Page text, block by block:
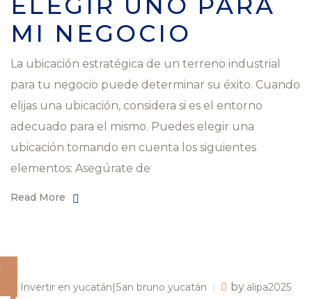
MI NEGOCIO
La ubicación estratégica de un terreno industrial
para tu negocio puede determinar su éxito. Cuando
elijas una ubicación, considera si es el entorno
adecuado para el mismo. Puedes elegir una
ubicación tomando en cuenta los siguientes
elementos: Asegúrate de
Read More
Invertir en yucatán|San bruno yucatán by alipa2025